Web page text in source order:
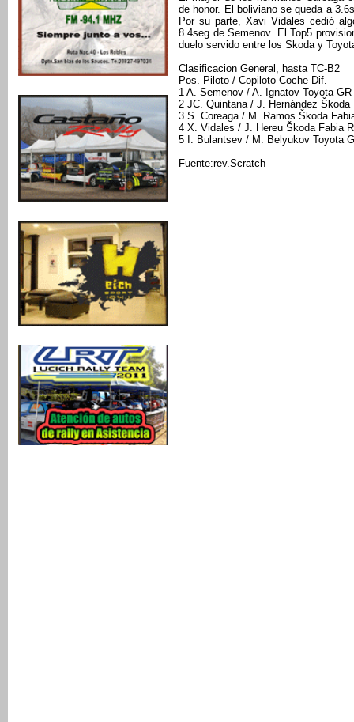
de honor. El boliviano se queda a
Por su parte, Xavi Vidales cedió
8.4seg de Semenov. El Top5
duelo servido entre los Skoda y
Clasificacion General, hasta TC-B2
Pos. Piloto / Copiloto Coche Dif.
1 A. Semenov / A. Ignatov Toyota
2 JC. Quintana / J. Hernández
3 S. Coreaga / M. Ramos Škoda
4 X. Vidales / J. Hereu Škoda Fabia
5 I. Bulantsev / M. Belyukov Toyota
Fuente:rev.Scratch